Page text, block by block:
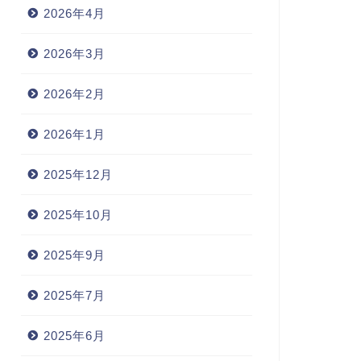
2026年4月
2026年3月
2026年2月
2026年1月
2025年12月
2025年10月
2025年9月
2025年7月
2025年6月